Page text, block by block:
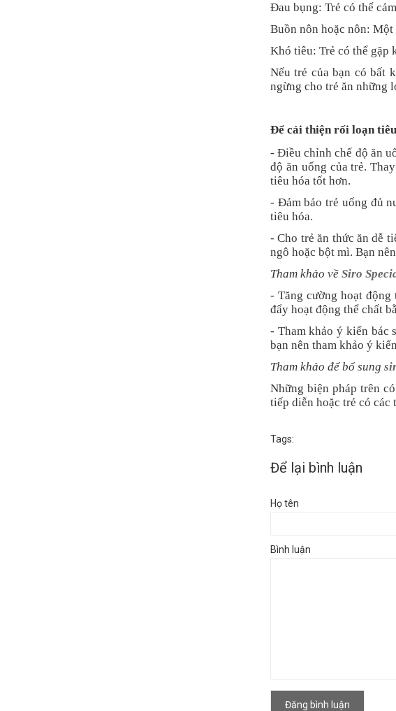
Đau bụng: Trẻ có thể
Buồn nôn hoặc nôn:
Khó tiêu: Trẻ có thể gặp
Nếu trẻ của bạn có bất
ngừng cho trẻ ăn những
Để cải thiện rối loạn tiêu
- Điều chỉnh chế độ ăn
độ ăn uống của trẻ.
tiêu hóa tốt hơn.
- Đảm bảo trẻ uống đủ
tiêu hóa.
- Cho trẻ ăn thức ăn dễ
ngô hoặc bột mì. Bạn
Tham khảo về Siro
- Tăng cường hoạt
đẩy hoạt động thể chất
- Tham khảo ý kiến ​​bác
bạn nên tham khảo ý
Tham khảo để bổ sung
Những biện pháp trên
tiếp diễn hoặc trẻ có các
Tags:
Để lại bình luận
Họ tên
Bình luận
Đăng bình luận